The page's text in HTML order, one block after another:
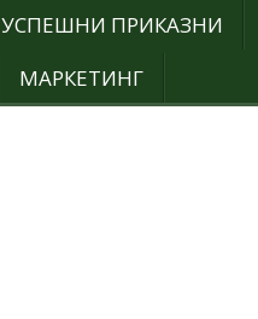
УСПЕШНИ ПРИКАЗНИ
МАРКЕТИНГ